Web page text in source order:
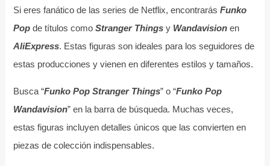
Si eres fanático de las series de Netflix, encontrarás Funko
Popde títulos como Stranger Thingsy Wandavisionen
AliExpress. Estas figuras son ideales para los seguidores de
estas producciones y vienen en diferentes estilos y tamaños.
Busca “Funko Pop Stranger Things” o “Funko Pop
Wandavision” en la barra de búsqueda. Muchas veces,
estas figuras incluyen detalles únicos que las convierten en
piezas de colección indispensables.